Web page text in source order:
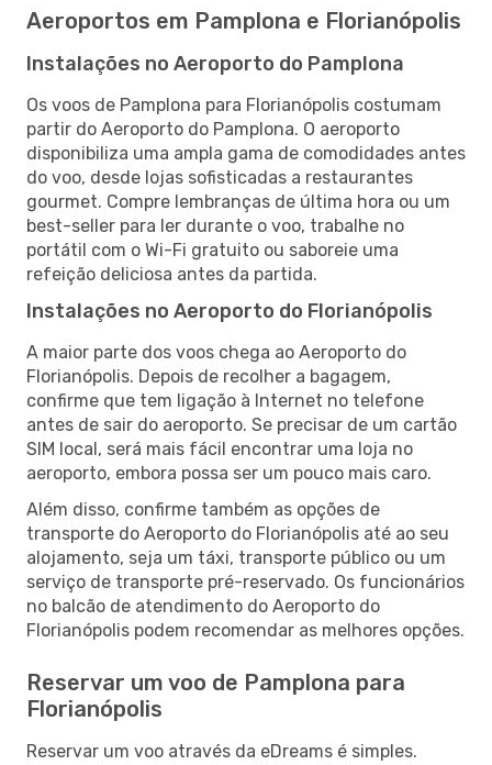
Aeroportos em Pamplona e Florianópolis
Instalações no Aeroporto do Pamplona
Os voos de Pamplona para Florianópolis costumam
partir do Aeroporto do Pamplona. O aeroporto
disponibiliza uma ampla gama de comodidades antes
do voo, desde lojas sofisticadas a restaurantes
gourmet. Compre lembranças de última hora ou um
best-seller para ler durante o voo, trabalhe no
portátil com o Wi-Fi gratuito ou saboreie uma
refeição deliciosa antes da partida.
Instalações no Aeroporto do Florianópolis
A maior parte dos voos chega ao Aeroporto do
Florianópolis. Depois de recolher a bagagem,
confirme que tem ligação à Internet no telefone
antes de sair do aeroporto. Se precisar de um cartão
SIM local, será mais fácil encontrar uma loja no
aeroporto, embora possa ser um pouco mais caro.
Além disso, confirme também as opções de
transporte do Aeroporto do Florianópolis até ao seu
alojamento, seja um táxi, transporte público ou um
serviço de transporte pré-reservado. Os funcionários
no balcão de atendimento do Aeroporto do
Florianópolis podem recomendar as melhores opções.
Reservar um voo de Pamplona para
Florianópolis
Reservar um voo através da eDreams é simples.